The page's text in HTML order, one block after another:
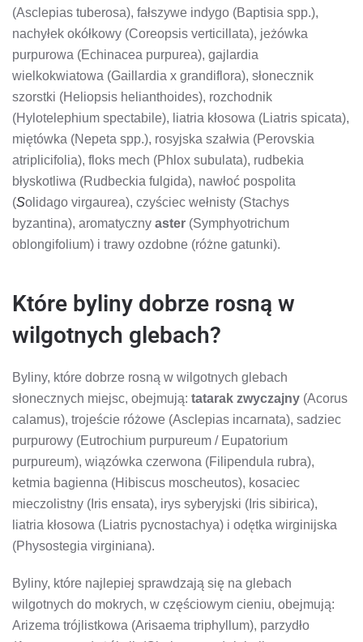
(Asclepias tuberosa), fałszywe indygo (Baptisia spp.),
nachyłek okółkowy (Coreopsis verticillata), jeżówka
purpurowa (Echinacea purpurea), gajlardia
wielkokwiatowa (Gaillardia x grandiflora), słonecznik
szorstki (Heliopsis helianthoides), rozchodnik
(Hylotelephium spectabile), liatria kłosowa (Liatris spicata),
miętówka (Nepeta spp.), rosyjska szałwia (Perovskia
atriplicifolia), floks mech (Phlox subulata), rudbekia
błyskotliwa (Rudbeckia fulgida), nawłoć pospolita
(Solidago virgaurea), czyściec wełnisty (Stachys
byzantina), aromatyczny aster (Symphyotrichum
oblongifolium) i trawy ozdobne (różne gatunki).
Które byliny dobrze rosną w
wilgotnych glebach?
Byliny, które dobrze rosną w wilgotnych glebach
słonecznych miejsc, obejmują: tatarak zwyczajny (Acorus
calamus), trojeście różowe (Asclepias incarnata), sadziec
purpurowy (Eutrochium purpureum / Eupatorium
purpureum), wiązówka czerwona (Filipendula rubra),
ketmia bagienna (Hibiscus moscheutos), kosaciec
mieczolistny (Iris ensata), irys syberyjski (Iris sibirica),
liatria kłosowa (Liatris pycnostachya) i odętka wirginijska
(Physostegia virginiana).
Byliny, które najlepiej sprawdzają się na glebach
wilgotnych do mokrych, w częściowym cieniu, obejmują:
Arizema trójlistkowa (Arisaema triphyllum), parzydło